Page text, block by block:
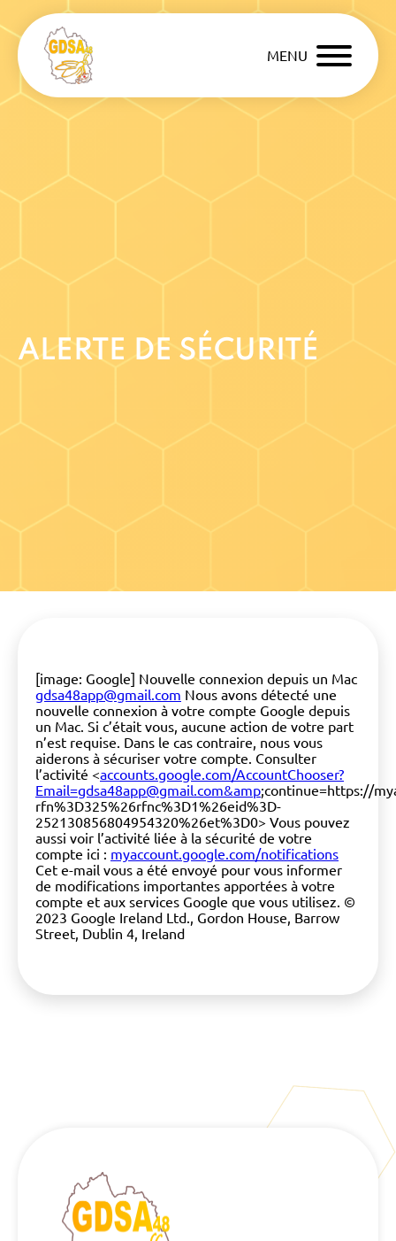
MENU
ALERTE DE SÉCURITÉ
[image: Google] Nouvelle connexion depuis un Mac
gdsa48app@gmail.com Nous avons détecté une
nouvelle connexion à votre compte Google depuis
un Mac. Si c’était vous, aucune action de votre part
n’est requise. Dans le cas contraire, nous vous
aiderons à sécuriser votre compte. Consulter
l’activité <accounts.google.com/AccountChooser?
Email=gdsa48app@gmail.com&amp;continue=https://
rfn%3D325%26rfnc%3D1%26eid%3D-
252130856804954320%26et%3D0> Vous pouvez
aussi voir l’activité liée à la sécurité de votre
compte ici : myaccount.google.com/notifications
Cet e-mail vous a été envoyé pour vous informer
de modifications importantes apportées à votre
compte et aux services Google que vous utilisez. ©
2023 Google Ireland Ltd., Gordon House, Barrow
Street, Dublin 4, Ireland